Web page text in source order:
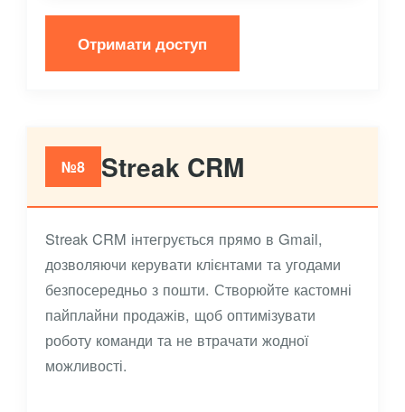
Отримати доступ
№8 Streak CRM
Streak CRM інтегрується прямо в Gmail,
дозволяючи керувати клієнтами та угодами
безпосередньо з пошти. Створюйте кастомні
пайплайни продажів, щоб оптимізувати
роботу команди та не втрачати жодної
можливості.